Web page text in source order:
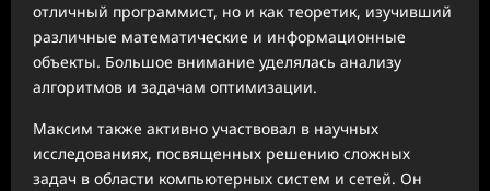
отличный программист, но и как теоретик, изучивший
различные математические и информационные
объекты. Большое внимание уделялась анализу
алгоритмов и задачам оптимизации.
Максим также активно участвовал в научных
исследованиях, посвященных решению сложных
задач в области компьютерных систем и сетей. Он